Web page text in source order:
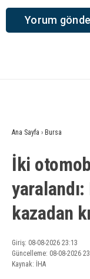
Ana Sayfa › Bursa
İki
kazadan
Giriş: 08-08-2026 23:13
Güncelleme: 08-08-2026
Kaynak: İHA